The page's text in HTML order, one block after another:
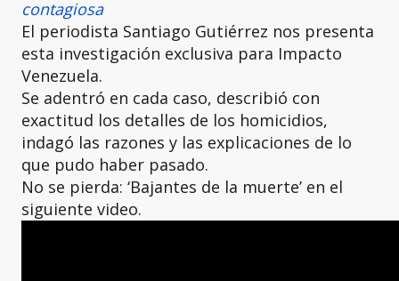
contagiosa
El periodista Santiago Gutiérrez nos presenta
esta investigación exclusiva para Impacto
Venezuela.
Se adentró en cada caso, describió con
exactitud los detalles de los homicidios,
indagó las razones y las explicaciones de lo
que pudo haber pasado.
No se pierda: ‘Bajantes de la muerte’ en el
siguiente video.